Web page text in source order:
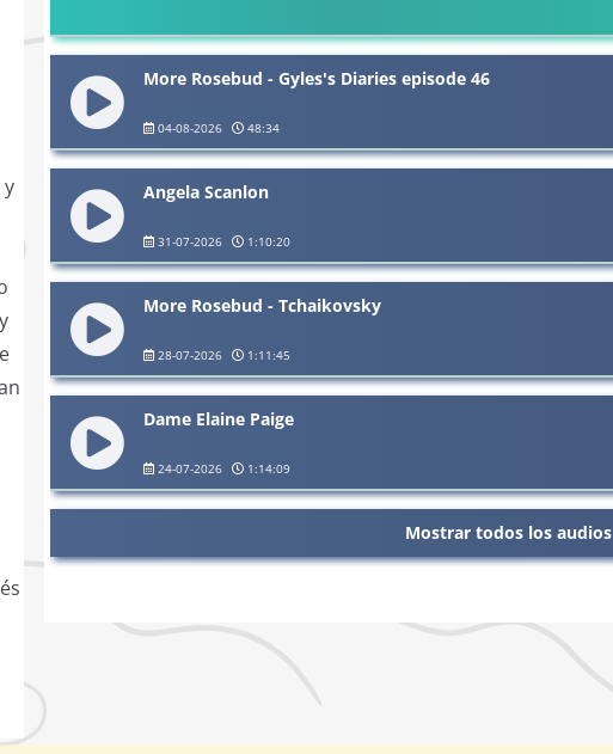
More Rosebud - Gyles's Diaries episode 46
04-08-2026 48:34
Angela Scanlon
31-07-2026 1:10:20
More Rosebud - Tchaikovsky
28-07-2026 1:11:45
Dame Elaine Paige
24-07-2026 1:14:09
Mostrar todos los audios